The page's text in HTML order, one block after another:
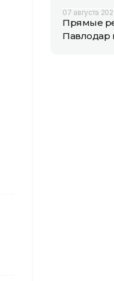
07 августа
Прямые
Павлодар